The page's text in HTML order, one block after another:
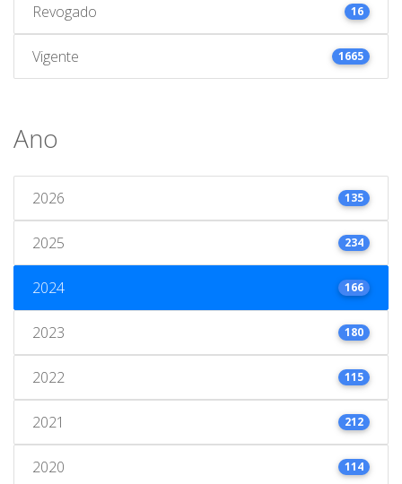
Revogado 16
Vigente 1665
Ano
2026 135
2025 234
2024 166
2023 180
2022 115
2021 212
2020 114